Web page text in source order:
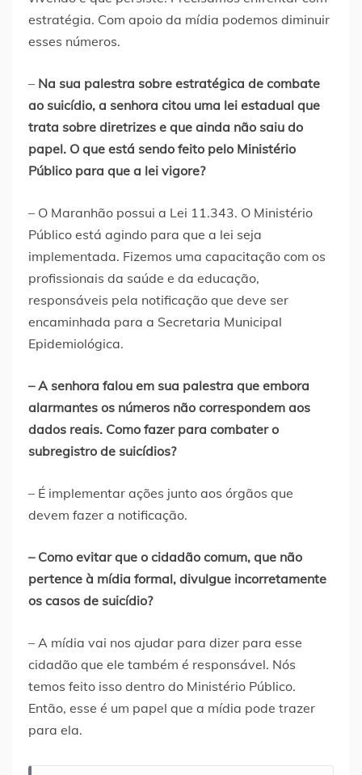
estratégia. Com apoio da mídia podemos diminuir
esses números.
– Na sua palestra sobre estratégica de combate
ao suicídio, a senhora citou uma lei estadual que
trata sobre diretrizes e que ainda não saiu do
papel. O que está sendo feito pelo Ministério
Público para que a lei vigore?
– O Maranhão possui a Lei 11.343. O Ministério
Público está agindo para que a lei seja
implementada. Fizemos uma capacitação com os
profissionais da saúde e da educação,
responsáveis pela notificação que deve ser
encaminhada para a Secretaria Municipal
Epidemiológica.
– A senhora falou em sua palestra que embora
alarmantes os números não correspondem aos
dados reais. Como fazer para combater o
subregistro de suicídios?
– É implementar ações junto aos órgãos que
devem fazer a notificação.
– Como evitar que o cidadão comum, que não
pertence à mídia formal, divulgue incorretamente
os casos de suicídio?
– A mídia vai nos ajudar para dizer para esse
cidadão que ele também é responsável. Nós
temos feito isso dentro do Ministério Público.
Então, esse é um papel que a mídia pode trazer
para ela.